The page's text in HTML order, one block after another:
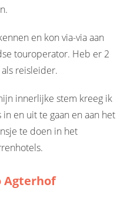
en kon via-via aan
touroperator. Heb er 2
reisleider.
innerlijke stem kreeg ik
en uit te gaan en aan het
te doen in het
Agterhof